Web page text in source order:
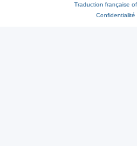
Traduction française
Confidentialité